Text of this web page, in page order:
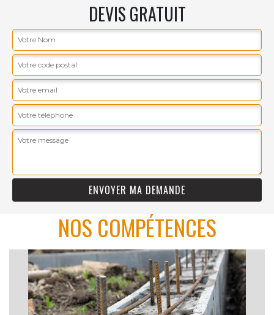
DEVIS GRATUIT
NOS COMPÉTENCES